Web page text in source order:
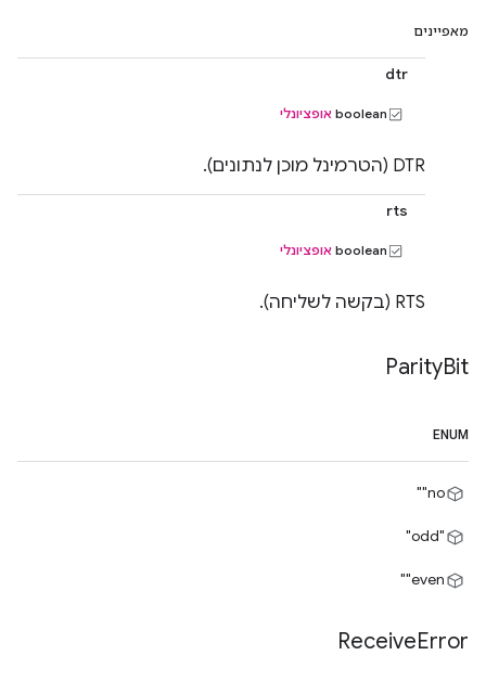
מאפיינים
dtr
‫boolean אופציונלי
DTR (הטרמינל מוכן לנתונים).
rts
‫boolean אופציונלי
RTS (בקשה לשליחה).
ParityBit
ENUM
‎"no"
"odd"
‎"even"
ReceiveError